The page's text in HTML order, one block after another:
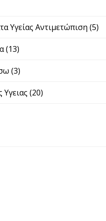
(3)
(20)